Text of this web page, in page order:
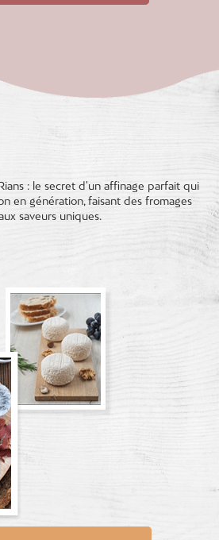
: le secret d'un affinage parfait qui
en génération, faisant des fromages
saveurs uniques.